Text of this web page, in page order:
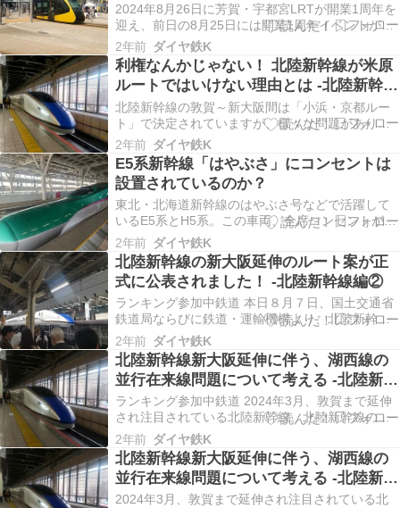
2024年8月26日に芳賀・宇都宮LRTが開業1周年を
迎え、前日の8月25日には開業1周年イベントが開
催されました。当日は子育て世帯の方で賑わって
いました。LRTなどの公共交通の目的は、環境負
荷の軽減や沿線の市街地の活性化であり、都市計
画や街づくりの一環として事業が行われていま
す…
2年前 ダイヤ鉄K
利権なんかじゃない！ 北陸新幹線が米原
ルートではいけない理由とは -北陸新幹線
線③
北陸新幹線の敦賀～新大阪間は「小浜・京都ルー
ト」で決定されていますが、様々な問題がありい
まだに着工されていません。そんな中、北陸新幹
線の新大阪までの早期開業を求めて「米原ルー
ト」に変更するべきだという意見が大きくなって
います。しかし米原ルートにも問題点が多い事実
があり、この事実を…
2年前 ダイヤ鉄K
E5系新幹線「はやぶさ」にコンセントは
設置されているのか？
東北・北海道新幹線のはやぶさ号などで活躍して
いるE5系とH5系。この車両、全席コンセントが設
置されている編成もあればされていない編成もあ
ります。この点に関してネット上では、「私が乗
ったらコンセントが全席設置されてたからはやぶ
さ号だったら全席設置されている！」みたいな誤
ったものが検…
2年前 ダイヤ鉄K
北陸新幹線の新大阪延伸のルート案が正
式に公表されました！ -北陸新幹線編②
ランキング参加中鉄道 本日８月７日、国土交通省
鉄道局ならびに鉄道・運輸機構より、北陸新幹線
（敦賀・大阪間）詳細駅位置・ルート図（案）が
公表されました。この公式資料では、ルートの全
体図・京都駅付近の詳細図と位置の比較、地下水
の影響について・工期や概算事業費について・今
後のスケジュー…
2年前 ダイヤ鉄K
北陸新幹線新大阪延伸に伴う、湖西線の
並行在来線問題について考える -北陸新幹
線編①
ランキング参加中鉄道 2024年3月、敦賀まで延伸
され注目されている北陸新幹線。北陸新幹線の計
画としての終着駅は新大阪までとなっています
が、敦賀～新大阪間の着工はいまだされていませ
ん。そこで、着工に至るまでの問題点の1つであ
る、北陸新幹線新大阪延伸の際の並行在来線につ
いて考えてい…
2年前 ダイヤ鉄K
北陸新幹線新大阪延伸に伴う、湖西線の
並行在来線問題について考える -北陸新幹
線編①
2024年3月、敦賀まで延伸され注目されている北